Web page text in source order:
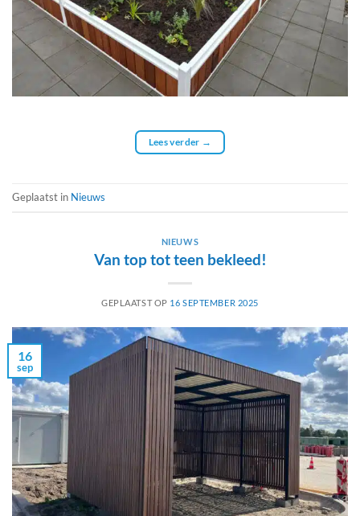
Lees verder →
Geplaatst in Nieuws
NIEUWS
Van top tot teen bekleed!
GEPLAATST OP 16 SEPTEMBER 2025
16
sep